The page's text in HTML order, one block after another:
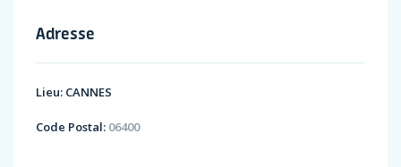
Adresse
Lieu: CANNES
Code Postal: 06400